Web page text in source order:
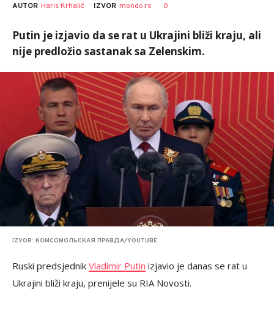
AUTOR Haris Krhalić IZVOR mondo.rs 0
Putin je izjavio da se rat u Ukrajini bliži kraju, ali
nije predložio sastanak sa Zelenskim.
IZVOR: КОМСОМОЛЬСКАЯ ПРАВДА/YOUTUBE
Ruski predsjednik Vladimir Putin izjavio je danas se rat u
Ukrajini bliži kraju, prenijele su RIA Novosti.